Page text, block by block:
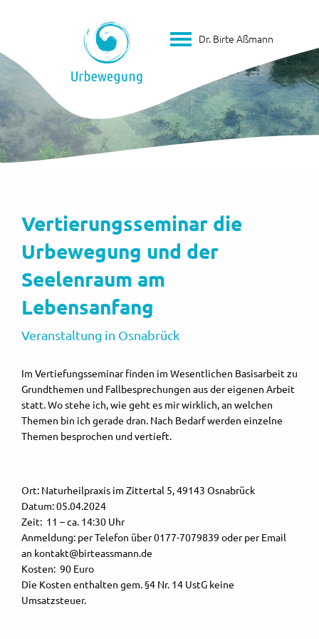
Dr. Birte Aßmann
Vertierungsseminar die
Urbewegung und der
Seelenraum am
Lebensanfang
Veranstaltung in Osnabrück
Im Vertiefungsseminar finden im Wesentlichen Basisarbeit zu
Grundthemen und Fallbesprechungen aus der eigenen Arbeit
statt. Wo stehe ich, wie geht es mir wirklich, an welchen
Themen bin ich gerade dran. Nach Bedarf werden einzelne
Themen besprochen und vertieft.
Ort: Naturheilpraxis im Zittertal 5, 49143 Osnabrück
Datum: 05.04.2024
Zeit: 11 – ca. 14:30 Uhr
Anmeldung: per Telefon über 0177-7079839 oder per Email
an kontakt@birteassmann.de
Kosten: 90 Euro
Die Kosten enthalten gem. §4 Nr. 14 UstG keine
Umsatzsteuer.